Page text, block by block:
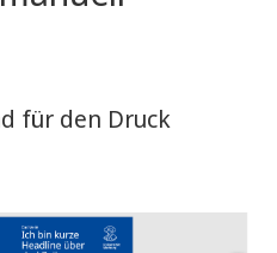
für den Druck